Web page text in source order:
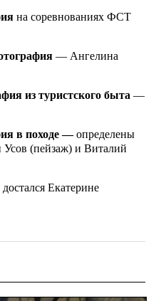
на соревнованиях ФСТ
— Ангелина
из туристского быта—
в походе —определены
Усов (пейзаж) и Виталий
достался Екатерине